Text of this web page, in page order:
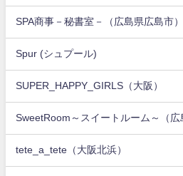
SPA商事－秘書室－（広島県広島市）
Spur (シュプール)
SUPER_HAPPY_GIRLS（大阪）
SweetRoom～スイートルーム～（広
tete_a_tete（大阪北浜）